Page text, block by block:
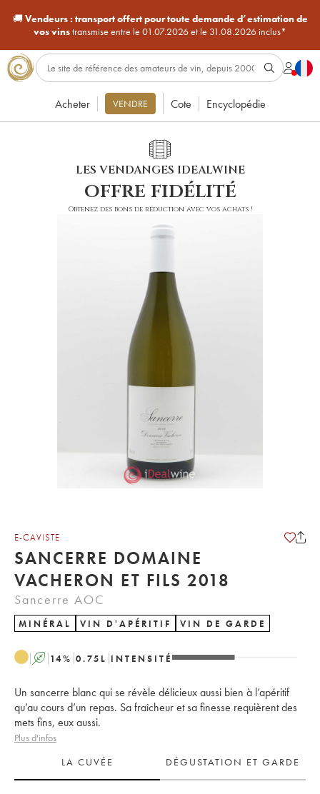
🚚Vendeurs : transport offert pour toute demande d’estimation de
vos vinstransmise entre le 01.07.2026 et le 31.08.2026 inclus*
Acheter VENDRE Cote Encyclopédie
LES VENDANGES IDEALWINE
offre fidélité
Obtenez des bons de réduction avec vos achats !
E-CAVISTE
SANCERRE DOMAINE
VACHERON ET FILS 2018
Sancerre AOC
MINÉRAL VIN D'APÉRITIF VIN DE GARDE
A 14% 0.75 L INTENSITÉ
Un sancerre blanc qui se révèle délicieux aussi bien à l’apéritif
qu’au cours d’un repas. Sa fraîcheur et sa finesse requièrent des
mets fins, eux aussi.
Plus d'infos
LA CUVÉE
DÉGUSTATION ET GARDE